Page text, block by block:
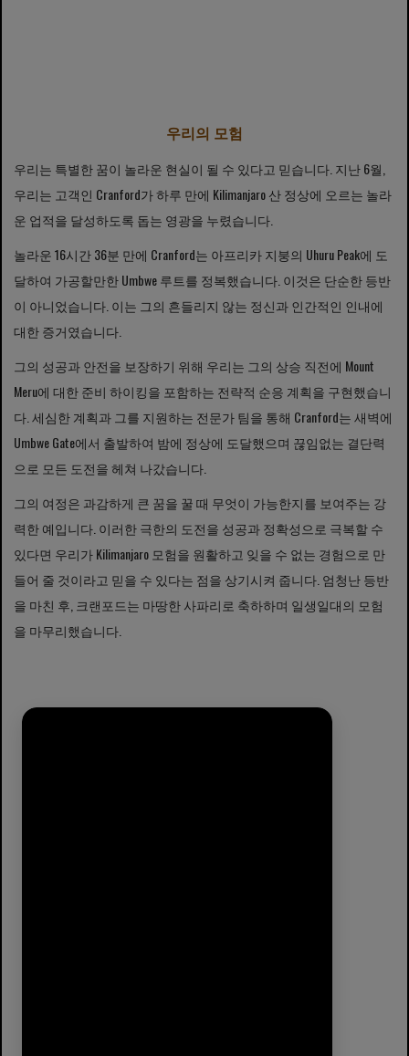
우리의 모험
우리는 특별한 꿈이 놀라운 현실이 될 수 있다고 믿습니다. 지난 6월,
우리는 고객인 Cranford가 하루 만에 Kilimanjaro 산 정상에 오르는 놀라
운 업적을 달성하도록 돕는 영광을 누렸습니다.
놀라운 16시간 36분 만에 Cranford는 아프리카 지붕의 Uhuru Peak에 도
달하여 가공할만한 Umbwe 루트를 정복했습니다. 이것은 단순한 등반
이 아니었습니다. 이는 그의 흔들리지 않는 정신과 인간적인 인내에
대한 증거였습니다.
그의 성공과 안전을 보장하기 위해 우리는 그의 상승 직전에 Mount
Meru에 대한 준비 하이킹을 포함하는 전략적 순응 계획을 구현했습니
다. 세심한 계획과 그를 지원하는 전문가 팀을 통해 Cranford는 새벽에
Umbwe Gate에서 출발하여 밤에 정상에 도달했으며 끊임없는 결단력
으로 모든 도전을 헤쳐 나갔습니다.
그의 여정은 과감하게 큰 꿈을 꿀 때 무엇이 ​​가능한지를 보여주는 강
력한 예입니다. 이러한 극한의 도전을 성공과 정확성으로 극복할 수
있다면 우리가 Kilimanjaro 모험을 원활하고 잊을 수 없는 경험으로 만
들어 줄 것이라고 믿을 수 있다는 점을 상기시켜 줍니다. 엄청난 등반
을 마친 후, 크랜포드는 마땅한 사파리로 축하하며 일생일대의 모험
을 마무리했습니다.